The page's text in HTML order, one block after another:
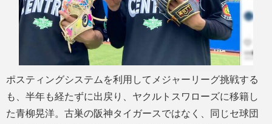
ポスティングシステムを利用してメジャーリーグ挑戦する
も、半年も経たずに出戻り、ヤクルトスワローズに移籍し
た青柳晃洋。古巣の阪神タイガースではなく、同じセ球団